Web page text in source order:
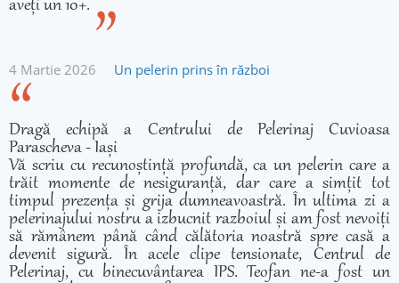
aveți un 10+.
4 Martie 2026 Un pelerin prins în război
Dragă echipă a Centrului de Pelerinaj Cuvioasa
Parascheva - Iași
Vă scriu cu recunoștință profundă, ca un pelerin care a
trăit momente de nesiguranță, dar care a simțit tot
timpul prezența și grija dumneavoastră. În ultima zi a
pelerinajului nostru a izbucnit razboiul și am fost nevoiți
să rămânem până când călătoria noastră spre casă a
devenit sigură. În acele clipe tensionate, Centrul de
Pelerinaj, cu binecuvântarea IPS. Teofan ne-a fost un